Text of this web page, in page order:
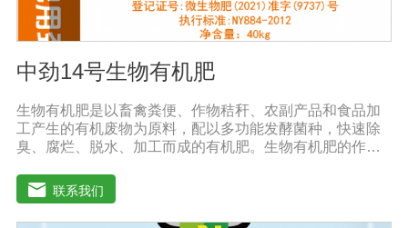
中劲14号生物有机肥
生物有机肥是以畜禽粪便、作物秸秆、农副产品和食品加
工产生的有机废物为原料，配以多功能发酵菌种，快速除
臭、腐烂、脱水、加工而成的有机肥。生物有机肥的作
放缓慢，氮以铵离子或氨基酸的形式供应植物，进入植物
细胞不需要消耗大量能量，直接参与植物细胞物质的合
成，因此，使用生物有机肥后，植物生长快，积累成分和
联系我们